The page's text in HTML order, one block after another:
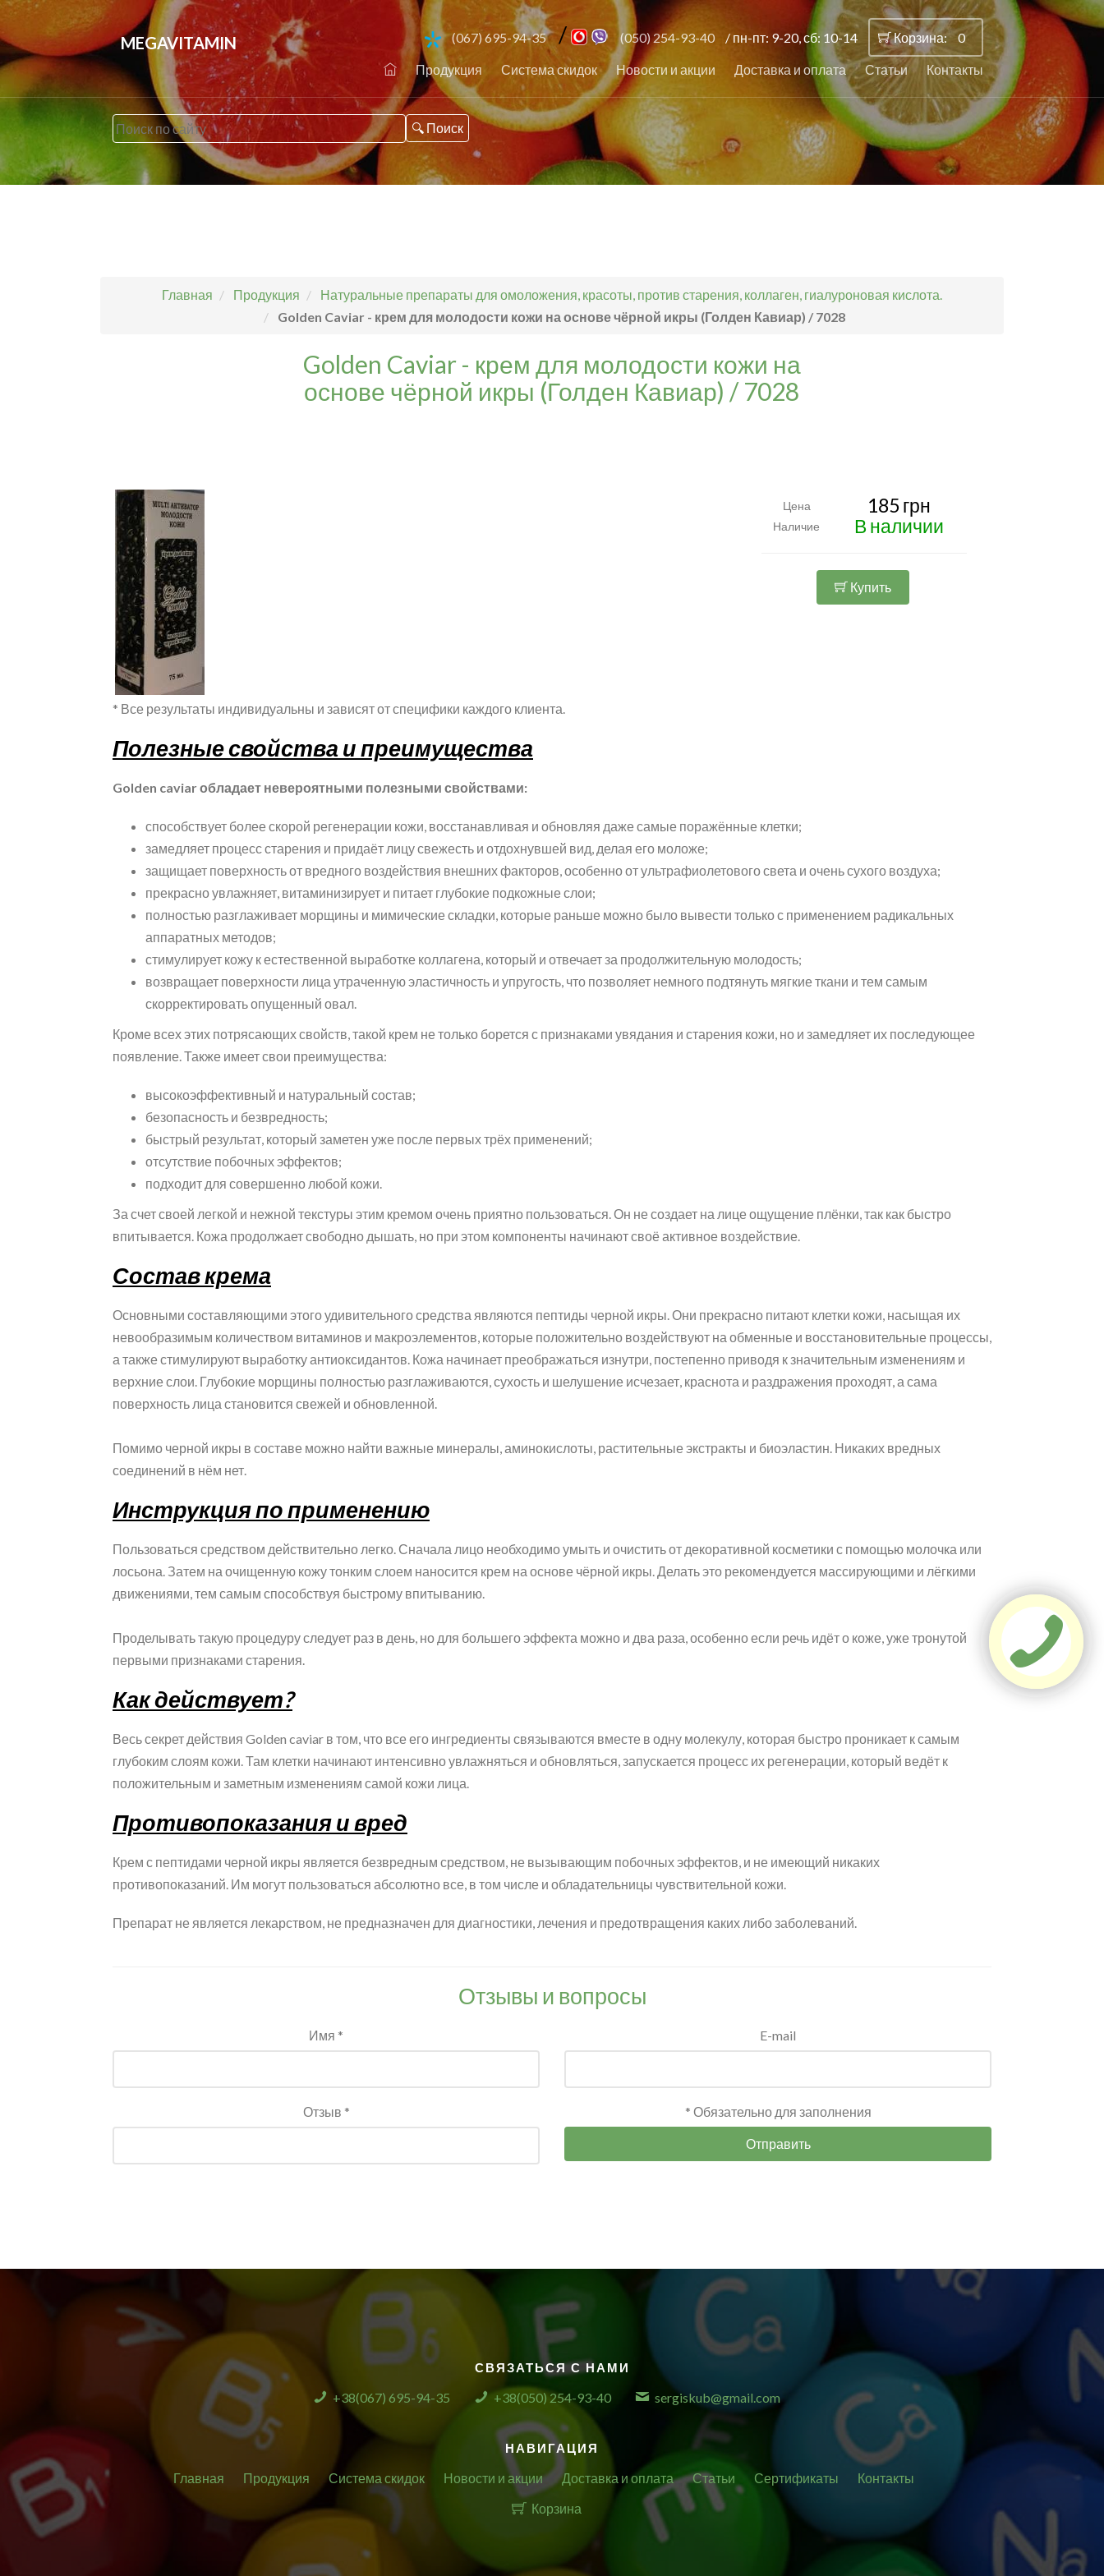
MEGAVITAMIN (067) 695-94-35 / (050) 254-93-40 / пн-пт: 9-20, сб: 10-14 Корзина: 0
Продукция Система скидок Новости и акции Доставка и оплата Статьи Контакты
Главная Продукция
Натуральные препараты для омоложения, красоты, против старения, коллаген, гиалуроновая кислота.
Golden Caviar - крем для молодости кожи на основе чёрной икры (Голден Кавиар) / 7028
Golden Caviar - крем для молодости кожи на
основе чёрной икры (Голден Кавиар) / 7028
Цена 185 грн
Наличие В наличии
Купить
* Все результаты индивидуальны и зависят от специфики каждого клиента.
Полезные свойства и преимущества
Golden caviar обладает невероятными полезными свойствами:
способствует более скорой регенерации кожи, восстанавливая и обновляя даже самые поражённые клетки;
замедляет процесс старения и придаёт лицу свежесть и отдохнувшей вид, делая его моложе;
защищает поверхность от вредного воздействия внешних факторов, особенно от ультрафиолетового света и очень сухого воздуха;
прекрасно увлажняет, витаминизирует и питает глубокие подкожные слои;
полностью разглаживает морщины и мимические складки, которые раньше можно было вывести только с применением радикальных
аппаратных методов;
стимулирует кожу к естественной выработке коллагена, который и отвечает за продолжительную молодость;
возвращает поверхности лица утраченную эластичность и упругость, что позволяет немного подтянуть мягкие ткани и тем самым
скорректировать опущенный овал.
Кроме всех этих потрясающих свойств, такой крем не только борется с признаками увядания и старения кожи, но и замедляет их последующее
появление. Также имеет свои преимущества:
высокоэффективный и натуральный состав;
безопасность и безвредность;
быстрый результат, который заметен уже после первых трёх применений;
отсутствие побочных эффектов;
подходит для совершенно любой кожи.
За счет своей легкой и нежной текстуры этим кремом очень приятно пользоваться. Он не создает на лице ощущение плёнки, так как быстро
впитывается. Кожа продолжает свободно дышать, но при этом компоненты начинают своё активное воздействие.
Состав крема
Основными составляющими этого удивительного средства являются пептиды черной икры. Они прекрасно питают клетки кожи, насыщая их
невообразимым количеством витаминов и макроэлементов, которые положительно воздействуют на обменные и восстановительные процессы,
а также стимулируют выработку антиоксидантов. Кожа начинает преображаться изнутри, постепенно приводя к значительным изменениям и
верхние слои. Глубокие морщины полностью разглаживаются, сухость и шелушение исчезает, краснота и раздражения проходят, а сама
поверхность лица становится свежей и обновленной.
Помимо черной икры в составе можно найти важные минералы, аминокислоты, растительные экстракты и биоэластин. Никаких вредных
соединений в нём нет.
Инструкция по применению
Пользоваться средством действительно легко. Сначала лицо необходимо умыть и очистить от декоративной косметики с помощью молочка или
лосьона. Затем на очищенную кожу тонким слоем наносится крем на основе чёрной икры. Делать это рекомендуется массирующими и лёгкими
движениями, тем самым способствуя быстрому впитыванию.
Проделывать такую процедуру следует раз в день, но для большего эффекта можно и два раза, особенно если речь идёт о коже, уже тронутой
первыми признаками старения.
Как действует?
Весь секрет действия Golden caviar в том, что все его ингредиенты связываются вместе в одну молекулу, которая быстро проникает к самым
глубоким слоям кожи. Там клетки начинают интенсивно увлажняться и обновляться, запускается процесс их регенерации, который ведёт к
положительным и заметным изменениям самой кожи лица.
Противопоказания и вред
Крем с пептидами черной икры является безвредным средством, не вызывающим побочных эффектов, и не имеющий никаких
противопоказаний. Им могут пользоваться абсолютно все, в том числе и обладательницы чувствительной кожи.
Препарат не является лекарством, не предназначен для диагностики, лечения и предотвращения каких либо заболеваний.
Отзывы и вопросы
Имя * E-mail
Отзыв * * Обязательно для заполнения
Отправить
СВЯЗАТЬСЯ С НАМИ
+38(067) 695-94-35 +38(050) 254-93-40 sergiskub@gmail.com
НАВИГАЦИЯ
Главная Продукция Система скидок Новости и акции Доставка и оплата Статьи Сертификаты
Контакты
Корзина